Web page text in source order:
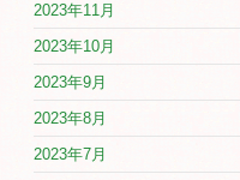
2023年11月
2023年10月
2023年9月
2023年8月
2023年7月